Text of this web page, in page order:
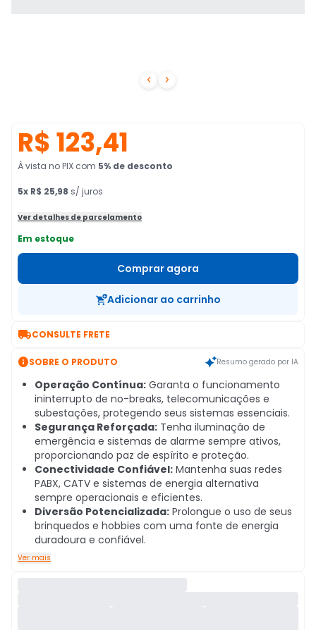
 
R$ 123,41
À vista no PIX com 5% de desconto
5x R$ 25,98 s/ juros
Ver detalhes de parcelamento
Em estoque
Comprar agora
Adicionar ao carrinho
CONSULTE FRETE
SOBRE O PRODUTO Resumo gerado por IA
Operação Contínua: Garanta o funcionamento
ininterrupto de no-breaks, telecomunicações e
subestações, protegendo seus sistemas essenciais.
Segurança Reforçada: Tenha iluminação de
emergência e sistemas de alarme sempre ativos,
proporcionando paz de espírito e proteção.
Conectividade Confiável: Mantenha suas redes
PABX, CATV e sistemas de energia alternativa
sempre operacionais e eficientes.
Diversão Potencializada: Prolongue o uso de seus
brinquedos e hobbies com uma fonte de energia
duradoura e confiável.
Ver mais